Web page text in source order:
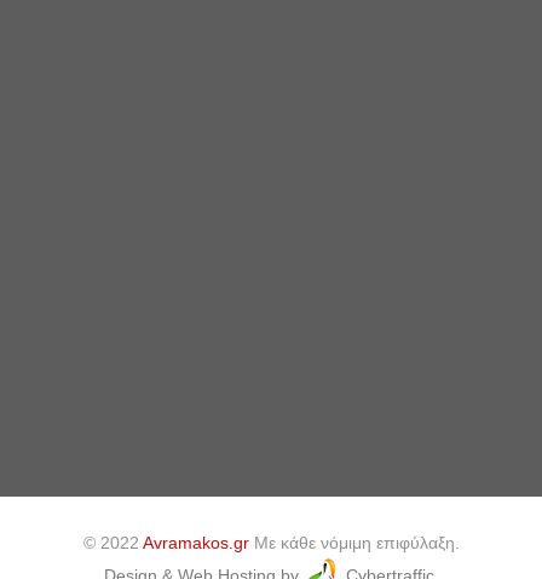
© 2022 Avramakos.grΜε κάθε νόμιμη επιφύλαξη.